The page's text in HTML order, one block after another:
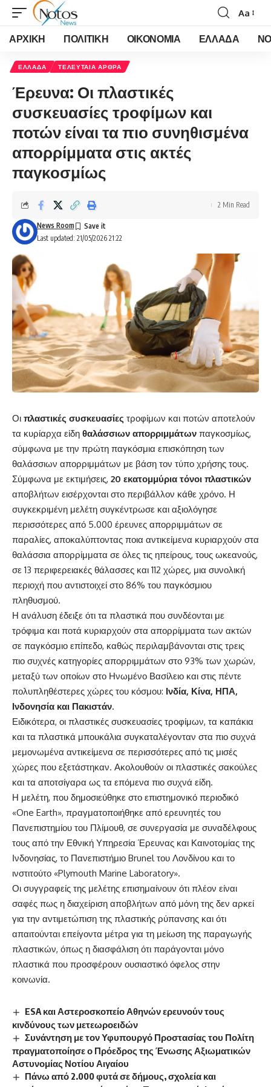
Font
Resizer
Aa
ΑΡΧΙΚΗ ΠΟΛΙΤΙΚΗ ΟΙΚΟΝΟΜΙΑ ΕΛΛΑΔΑ
ΕΛΛΑΔΑ ΤΕΛΕΥΤΑΙΑ ΑΡΘΡΑ
Έρευνα: Οι πλαστικές
συσκευασίες τροφίμων και
ποτών είναι τα πιο συνηθισμένα
απορρίμματα στις ακτές
παγκοσμίως
Last updated: 21/05/2026 21:22
News Room
2 Min Read
Οι πλαστικές συσκευασίες τροφίμων και ποτών αποτελούν
τα κυρίαρχα είδη θαλάσσιων απορριμμάτων παγκοσμίως,
σύμφωνα με την πρώτη παγκόσμια επισκόπηση των
θαλάσσιων απορριμμάτων με βάση τον τύπο χρήσης τους.
Σύμφωνα με εκτιμήσεις, 20 εκατομμύρια τόνοι πλαστικών
αποβλήτων εισέρχονται στο περιβάλλον κάθε χρόνο. Η
συγκεκριμένη μελέτη συγκέντρωσε και αξιολόγησε
περισσότερες από 5.000 έρευνες απορριμμάτων σε
παραλίες, αποκαλύπτοντας ποια αντικείμενα κυριαρχούν στα
θαλάσσια απορρίμματα σε όλες τις ηπείρους, τους ωκεανούς,
σε 13 περιφερειακές θάλασσες και 112 χώρες, μια συνολική
περιοχή που αντιστοιχεί στο 86% του παγκόσμιου
πληθυσμού.
Η ανάλυση έδειξε ότι τα πλαστικά που συνδέονται με
τρόφιμα και ποτά κυριαρχούν στα απορρίμματα των ακτών
σε παγκόσμιο επίπεδο, καθώς περιλαμβάνονται στις τρεις
πιο συχνές κατηγορίες απορριμμάτων στο 93% των χωρών,
μεταξύ των οποίων στο Ηνωμένο Βασίλειο και στις πέντε
πολυπληθέστερες χώρες του κόσμου: Ινδία, Κίνα, ΗΠΑ,
Ινδονησία και Πακιστάν.
Ειδικότερα, οι πλαστικές συσκευασίες τροφίμων, τα καπάκια
και τα πλαστικά μπουκάλια συγκαταλέγονταν στα πιο συχνά
μεμονωμένα αντικείμενα σε περισσότερες από τις μισές
χώρες που εξετάστηκαν. Ακολουθούν οι πλαστικές σακούλες
και τα αποτσίγαρα ως τα επόμενα πιο συχνά είδη.
Η μελέτη, που δημοσιεύθηκε στο επιστημονικό περιοδικό
«One Earth», πραγματοποιήθηκε από ερευνητές του
Πανεπιστημίου του Πλίμουθ, σε συνεργασία με συναδέλφους
τους από την Εθνική Υπηρεσία Έρευνας και Καινοτομίας της
Ινδονησίας, το Πανεπιστήμιο Brunel του Λονδίνου και το
ινστιτούτο «Plymouth Marine Laboratory».
Οι συγγραφείς της μελέτης επισημαίνουν ότι πλέον είναι
σαφές πως η διαχείριση αποβλήτων από μόνη της δεν αρκεί
για την αντιμετώπιση της πλαστικής ρύπανσης και ότι
απαιτούνται επείγοντα μέτρα για τη μείωση της παραγωγής
πλαστικών, όπως η διασφάλιση ότι παράγονται μόνο
πλαστικά που προσφέρουν ουσιαστικό όφελος στην
κοινωνία.
ESA και Αστεροσκοπείο Αθηνών ερευνούν τους
κινδύνους των μετεωροειδών
Συνάντηση με τον Υφυπουργό Προστασίας του Πολίτη
πραγματοποίησε ο Πρόεδρος της Ένωσης Αξιωματικών
Αστυνομίας Νοτίου Αιγαίου
Πάνω από 2.000 φυτά σε δήμους, σχολεία και